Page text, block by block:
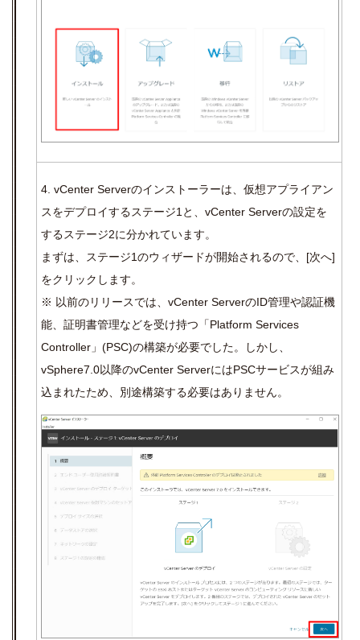
4. vCenter Serverのインストーラーは、仮想アプライアン
スをデプロイするステージ1と、 vCenter Serverの設定を
するステージ2に分かれています。
まずは、ステージ1のウィザードが開始されるので、 [次へ]
をクリックします。
※ 以前のリリースでは、vCenter ServerのID管理や認証機
能、証明書管理などを受け持つ「Platform Services
Controller」(PSC)の構築が必要でした。しかし、
vSphere7.0以降のvCenter ServerにはPSCサービスが組み
込まれたため、別途構築する必要はありません。